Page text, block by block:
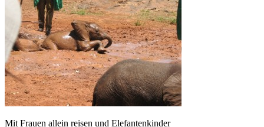
Mit Frauen allein reisen und Elefantenkinder